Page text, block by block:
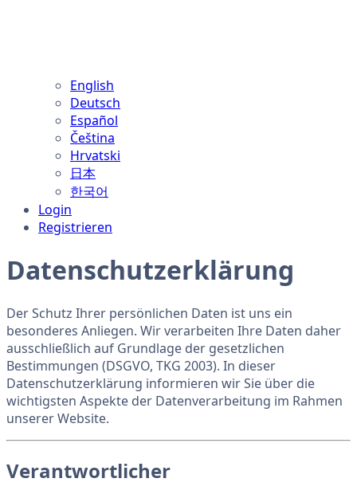
English
Deutsch
Español
Čeština
Hrvatski
日本
한국어
Login
Registrieren
Datenschutzerklärung
Der Schutz Ihrer persönlichen Daten ist uns ein
besonderes Anliegen. Wir verarbeiten Ihre Daten daher
ausschließlich auf Grundlage der gesetzlichen
Bestimmungen (DSGVO, TKG 2003). In dieser
Datenschutzerklärung informieren wir Sie über die
wichtigsten Aspekte der Datenverarbeitung im Rahmen
unserer Website.
Verantwortlicher